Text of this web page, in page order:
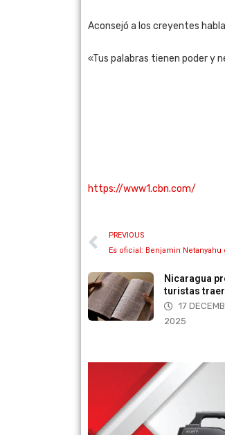
Aconsejó a los creyentes
«Tus palabras tienen poder y
https://www1.cbn.com/
PREVIOUS
Es oficial: Benjamin
Nicaragua
turistas traer
17
2025